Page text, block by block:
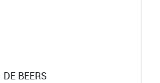
DE BEERS